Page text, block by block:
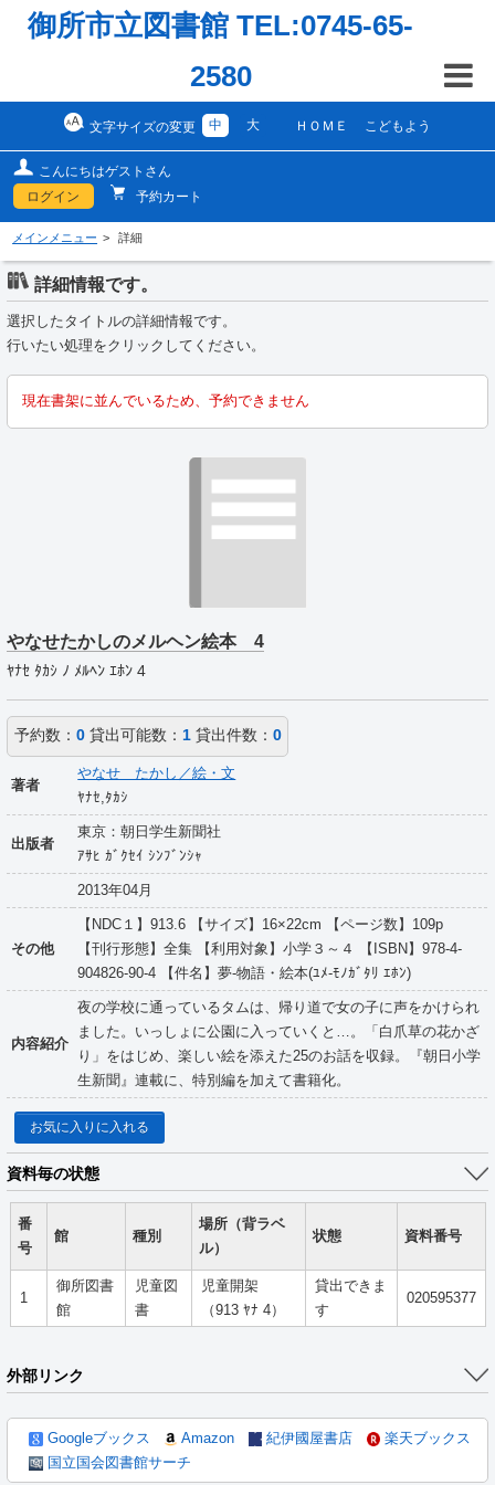
御所市立図書館 TEL:0745-65-
2580
文字サイズの変更 中 大 ＨＯＭＥ こどもよう
こんにちはゲストさん
ログイン
予約カート
メインメニュー 詳細
詳細情報です。
選択したタイトルの詳細情報です。
行いたい処理をクリックしてください。
現在書架に並んでいるため、予約できません
やなせたかしのメルヘン絵本 4
ﾔﾅｾ ﾀｶｼ ﾉ ﾒﾙﾍﾝ ｴﾎﾝ 4
予約数： 0貸出可能数： 1貸出件数： 0
著者
やなせ たかし／絵・文
ﾔﾅｾ,ﾀｶｼ
出版者
東京：朝日学生新聞社
ｱｻﾋ ｶﾞｸｾｲ ｼﾝﾌﾞﾝｼｬ
2013年04月
その他
【NDC１】913.6 【サイズ】16×22cm 【ページ数】109p
【刊行形態】全集 【利用対象】小学３～４ 【ISBN】978-4-
904826-90-4 【件名】夢-物語・絵本(ﾕﾒ-ﾓﾉｶﾞﾀﾘ ｴﾎﾝ)
内容紹介
夜の学校に通っているタムは、帰り道で女の子に声をかけられ
ました。いっしょに公園に入っていくと…。「白爪草の花かざ
り」をはじめ、楽しい絵を添えた25のお話を収録。『朝日小学
生新聞』連載に、特別編を加えて書籍化。
お気に入りに入れる
資料毎の状態
番
号
館 種別
場所（背ラベ
ル）
状態 資料番号
1
御所図書
館
児童図
書
児童開架
（913 ﾔﾅ 4）
貸出できま
す
020595377
外部リンク
Googleブックス Amazon 紀伊國屋書店
楽天ブックス
国立国会図書館サーチ